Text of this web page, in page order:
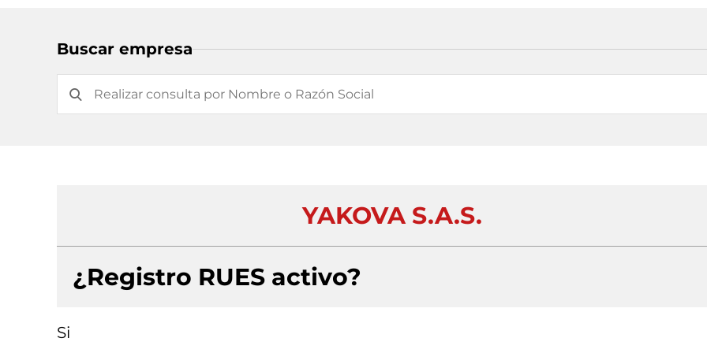
Buscar empresa
YAKOVA S.A.S.
¿Registro RUES activo?
Si